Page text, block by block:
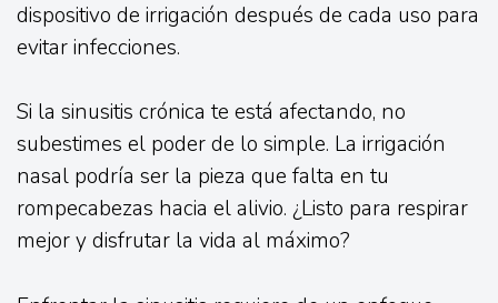
dispositivo de irrigación después de cada uso para
evitar infecciones.
Si la sinusitis crónica te está afectando, no
subestimes el poder de lo simple. La irrigación
nasal podría ser la pieza que falta en tu
rompecabezas hacia el alivio. ¿Listo para respirar
mejor y disfrutar la vida al máximo?